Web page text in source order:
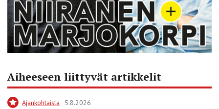
Aiheeseen liittyvät artikkelit
Ajankohtaista 5.8.2026